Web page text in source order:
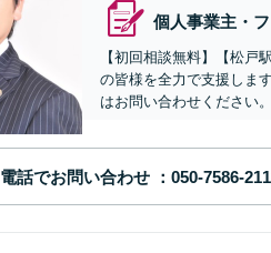
個人事業主・
【初回相談無料】【松
の皆様を全力で支援しま
はお問い合わせください。
電話でお問い合わせ